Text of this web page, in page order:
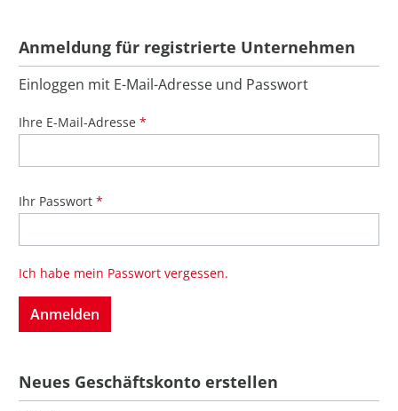
Anmeldung für registrierte Unternehmen
Einloggen mit E-Mail-Adresse und Passwort
Ihre E-Mail-Adresse *
Ihr Passwort *
Ich habe mein Passwort vergessen.
Anmelden
Neues Geschäftskonto erstellen